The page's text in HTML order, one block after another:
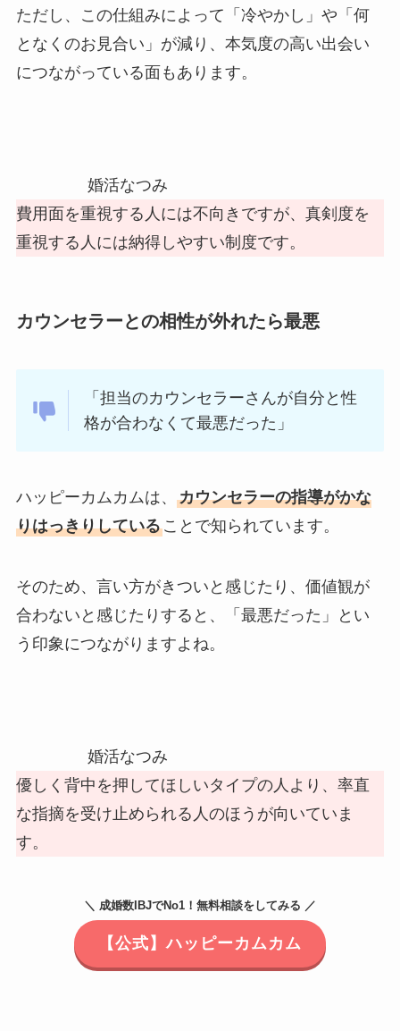
ただし、この仕組みによって「冷やかし」や「何
となくのお見合い」が減り、本気度の高い出会い
につながっている面もあります。
婚活なつみ
費用面を重視する人には不向きですが、真剣度を
重視する人には納得しやすい制度です。
カウンセラーとの相性が外れたら最悪
「担当のカウンセラーさんが自分と性
格が合わなくて最悪だった」
ハッピーカムカムは、 カウンセラーの指導がかな
りはっきりしていることで知られています。
そのため、言い方がきついと感じたり、価値観が
合わないと感じたりすると、「最悪だった」とい
う印象につながりますよね。
婚活なつみ
優しく背中を押してほしいタイプの人より、率直
な指摘を受け止められる人のほうが向いていま
す。
＼ 成婚数IBJでNo1！無料相談をしてみる ／
【公式】ハッピーカムカム